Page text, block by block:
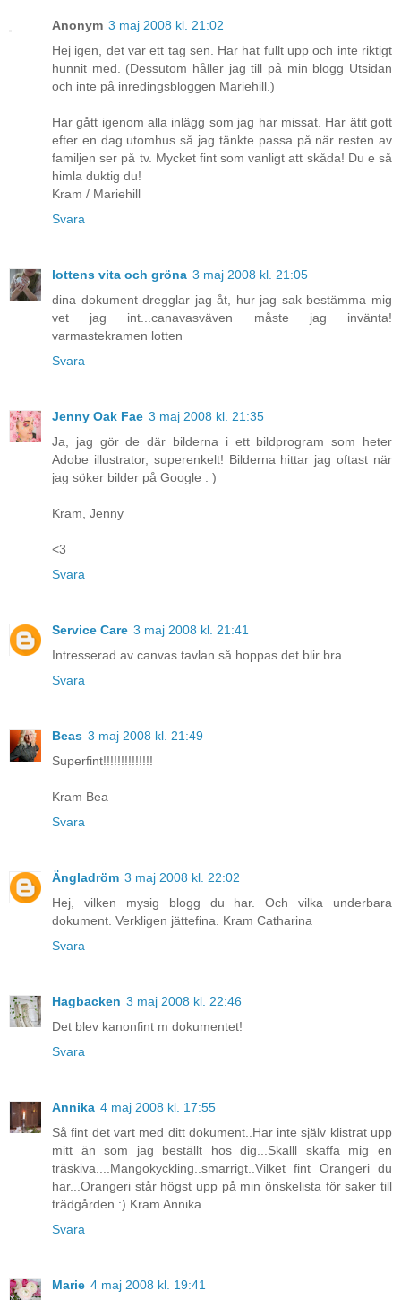
Anonym 3 maj 2008 kl. 21:02
Hej igen, det var ett tag sen. Har hat fullt upp och inte riktigt
hunnit med. (Dessutom håller jag till på min blogg Utsidan
och inte på inredingsbloggen Mariehill.)
Har gått igenom alla inlägg som jag har missat. Har ätit gott
efter en dag utomhus så jag tänkte passa på när resten av
familjen ser på tv. Mycket fint som vanligt att skåda! Du e så
himla duktig du!
Kram / Mariehill
Svara
lottens vita och gröna 3 maj 2008 kl. 21:05
dina dokument dregglar jag åt, hur jag sak bestämma mig
vet jag int...canavasväven måste jag invänta!
varmastekramen lotten
Svara
Jenny Oak Fae 3 maj 2008 kl. 21:35
Ja, jag gör de där bilderna i ett bildprogram som heter
Adobe illustrator, superenkelt! Bilderna hittar jag oftast när
jag söker bilder på Google : )
Kram, Jenny
<3
Svara
Service Care 3 maj 2008 kl. 21:41
Intresserad av canvas tavlan så hoppas det blir bra...
Svara
Beas 3 maj 2008 kl. 21:49
Superfint!!!!!!!!!!!!!!
Kram Bea
Svara
Ängladröm 3 maj 2008 kl. 22:02
Hej, vilken mysig blogg du har. Och vilka underbara
dokument. Verkligen jättefina. Kram Catharina
Svara
Hagbacken 3 maj 2008 kl. 22:46
Det blev kanonfint m dokumentet!
Svara
Annika 4 maj 2008 kl. 17:55
Så fint det vart med ditt dokument..Har inte själv klistrat upp
mitt än som jag beställt hos dig...Skalll skaffa mig en
träskiva....Mangokyckling..smarrigt..Vilket fint Orangeri du
har...Orangeri står högst upp på min önskelista för saker till
trädgården.:) Kram Annika
Svara
Marie 4 maj 2008 kl. 19:41